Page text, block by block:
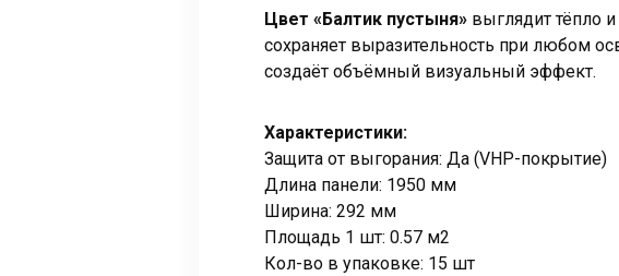
Цвет «Балтик пустыня» выглядит тёпло
сохраняет выразительность при любом
создаёт объёмный визуальный эффект.
Характеристики:
Защита от выгорания: Да (VHP-покрытие)
Длина панели: 1950 мм
Ширина: 292 мм
Площадь 1 шт: 0.57 м2
Кол-во в упаковке: 15 шт